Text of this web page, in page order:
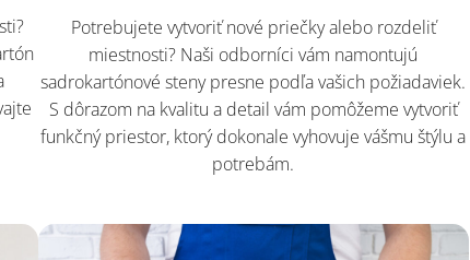
Potrebujete vytvoriť nové priečky alebo rozdeliť
miestnosti? Naši odborníci vám namontujú
sadrokartónové steny presne podľa vašich požiadaviek.
S dôrazom na kvalitu a detail vám pomôžeme vytvoriť
funkčný priestor, ktorý dokonale vyhovuje vášmu štýlu a
potrebám.